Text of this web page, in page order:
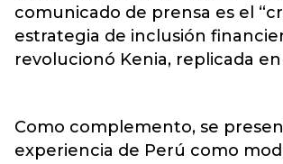
comunicado de prensa es el
estrategia de inclusión
revolucionó Kenia, replicada en
Como complemento, se
experiencia de Perú como